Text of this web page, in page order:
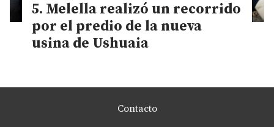
Melella realizó un recorrido
por el predio de la nueva
usina de Ushuaia
Contacto